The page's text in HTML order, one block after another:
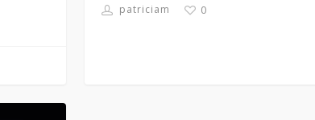
patriciam 0